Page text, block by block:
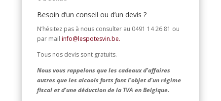
Besoin d’un conseil ou d’un devis ?
N’hésitez pas à nous consulter au 0491 14 26 81 ou
par mail info@lespotesvin.be.
Tous nos devis sont gratuits.
Nous vous rappelons que les cadeaux d’affaires
autres que les alcools forts font l’objet d’un régime
fiscal et d’une déduction de la TVA en Belgique.